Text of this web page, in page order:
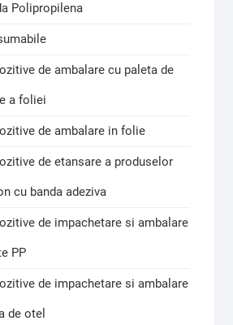
Polipropilena
de ambalare cu paleta de
a foliei
de ambalare in folie
de etansare a produselor
cu banda adeziva
de impachetare si ambalare
PP
de impachetare si ambalare
de otel